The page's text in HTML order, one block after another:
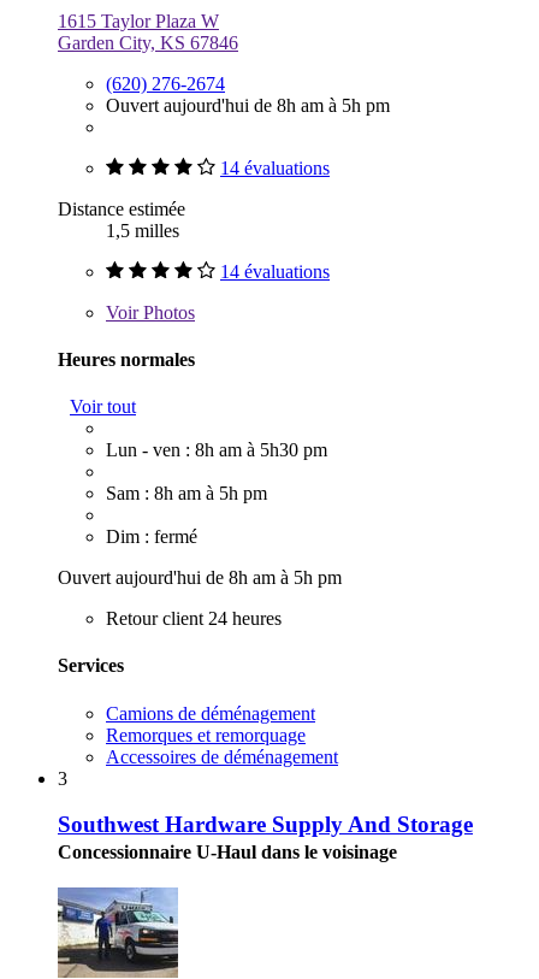
1615 Taylor Plaza W
Garden City, KS 67846
(620) 276-2674
Ouvert aujourd'hui de 8h am à 5h pm
14 évaluations
Distance estimée
1,5 milles
14 évaluations
VoirPhotos
Heures normales
Voir tout
Lun - ven : 8h am à 5h30 pm
Sam : 8h am à 5h pm
Dim : fermé
Ouvert aujourd'hui de 8h am à 5h pm
Retour client 24 heures
Services
Camions de déménagement
Remorques et remorquage
Accessoires de déménagement
3
Southwest Hardware Supply And Storage
Concessionnaire U-Haul dans le voisinage